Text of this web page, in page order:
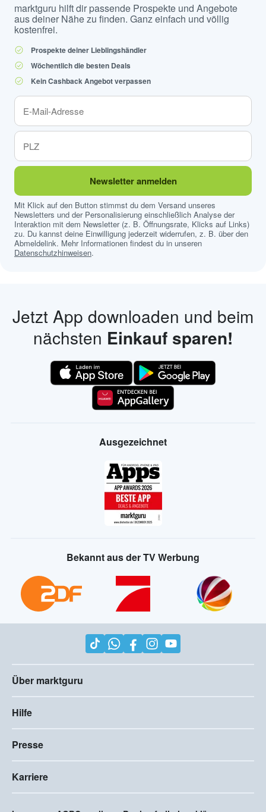
marktguru hilft dir passende Prospekte und Angebote
aus deiner Nähe zu finden. Ganz einfach und völlig
kostenfrei.
Prospekte deiner Lieblingshändler
Wöchentlich die besten Deals
Kein Cashback Angebot verpassen
Newsletter anmelden
Mit Klick auf den Button stimmst du dem Versand unseres
Newsletters und der Personalisierung einschließlich Analyse der
Interaktion mit dem Newsletter (z. B. Öffnungsrate, Klicks auf Links)
zu. Du kannst deine Einwilligung jederzeit widerrufen, z. B. über den
Abmeldelink. Mehr Informationen findest du in unseren
Datenschutzhinweisen.
Jetzt App downloaden und beim
nächsten Einkauf sparen!
Ausgezeichnet
Bekannt aus der TV Werbung
Über marktguru
Hilfe
Presse
Karriere